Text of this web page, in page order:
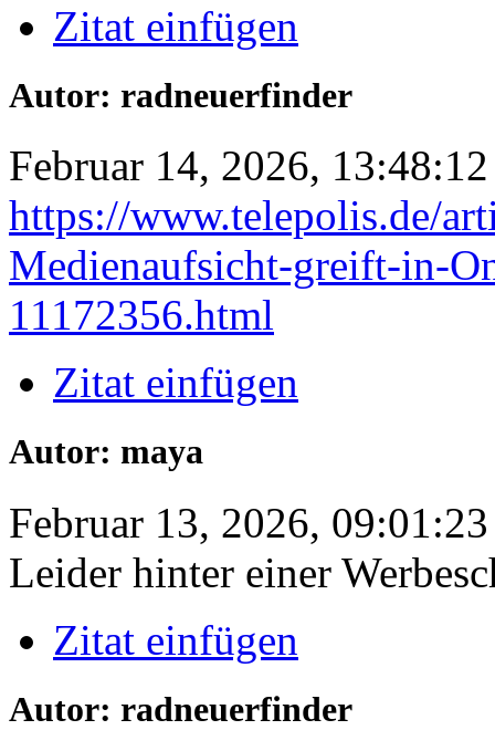
Zitat einfügen
Autor: radneuerfinder
Februar 14, 2026, 13:48:12
https://www.telepolis.de/
Medienaufsicht-greift-in-
11172356.html
Zitat einfügen
Autor: maya
Februar 13, 2026, 09:01:23
Leider hinter einer
Zitat einfügen
Autor: radneuerfinder